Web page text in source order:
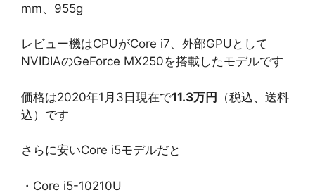
mm、955g
レビュー機はCPUがCore i7、外部GPUとして
NVIDIAのGeForce MX250を搭載したモデルです
価格は2020年1月3日現在で11.3万円 （税込、送料
込）です
さらに安いCore i5モデルだと
・Core i5-10210U